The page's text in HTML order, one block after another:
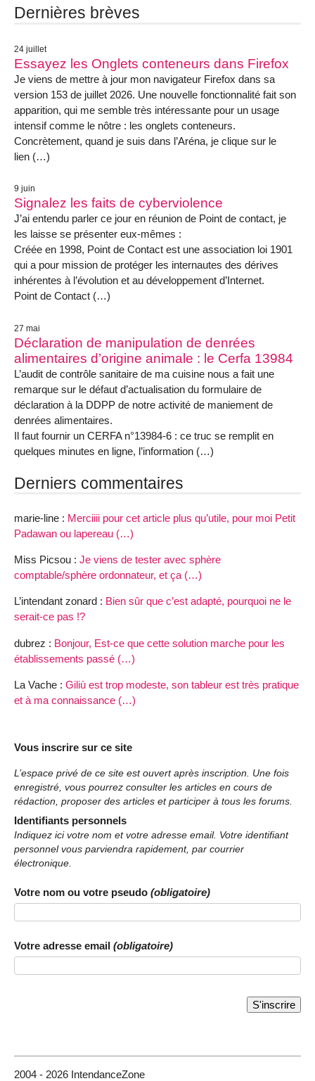
Dernières brèves
24 juillet
Essayez les Onglets conteneurs dans Firefox
Je viens de mettre à jour mon navigateur Firefox dans sa
version 153 de juillet 2026. Une nouvelle fonctionnalité fait son
apparition, qui me semble très intéressante pour un usage
intensif comme le nôtre : les onglets conteneurs.
Concrètement, quand je suis dans l’Aréna, je clique sur le
lien (…)
9 juin
Signalez les faits de cyberviolence
J’ai entendu parler ce jour en réunion de Point de contact, je
les laisse se présenter eux-mêmes :
Créée en 1998, Point de Contact est une association loi 1901
qui a pour mission de protéger les internautes des dérives
inhérentes à l’évolution et au développement d’Internet.
Point de Contact (…)
27 mai
Déclaration de manipulation de denrées
alimentaires d’origine animale : le Cerfa 13984
L’audit de contrôle sanitaire de ma cuisine nous a fait une
remarque sur le défaut d’actualisation du formulaire de
déclaration à la DDPP de notre activité de maniement de
denrées alimentaires.
Il faut fournir un CERFA n°13984-6 : ce truc se remplit en
quelques minutes en ligne, l’information (…)
Derniers commentaires
marie-line : Merciiii pour cet article plus qu’utile, pour moi Petit
Padawan ou lapereau (…)
Miss Picsou : Je viens de tester avec sphère
comptable/sphère ordonnateur, et ça (…)
L’intendant zonard : Bien sûr que c’est adapté, pourquoi ne le
serait-ce pas !?
dubrez : Bonjour, Est-ce que cette solution marche pour les
établissements passé (…)
La Vache : Giliù est trop modeste, son tableur est très pratique
et à ma connaissance (…)
Vous inscrire sur ce site
L’espace privé de ce site est ouvert après inscription. Une fois
enregistré, vous pourrez consulter les articles en cours de
rédaction, proposer des articles et participer à tous les forums.
Identifiants personnels
Indiquez ici votre nom et votre adresse email. Votre identifiant
personnel vous parviendra rapidement, par courrier
électronique.
Votre nom ou votre pseudo (obligatoire)
Votre adresse email (obligatoire)
2004 - 2026 IntendanceZone